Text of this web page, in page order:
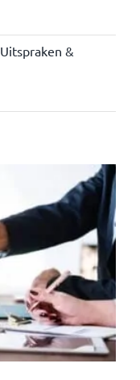
Uitspraken &